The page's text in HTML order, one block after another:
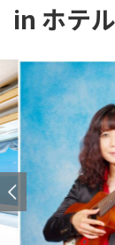
in ホテ